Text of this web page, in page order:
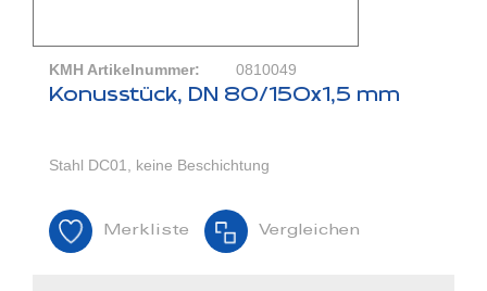
KMH Artikelnummer: 0810049
Konusstück, DN 80/150x1,5 mm
Stahl DC01, keine Beschichtung
Merkliste Vergleichen